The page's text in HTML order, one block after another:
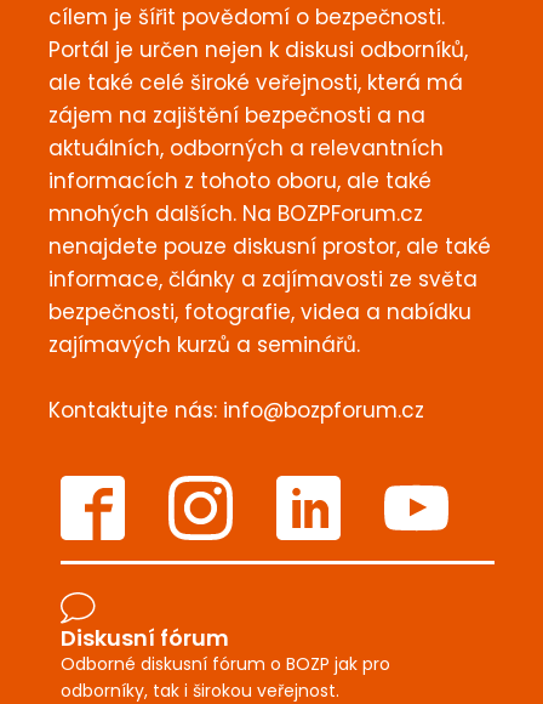
cílem je šířit povědomí o bezpečnosti.
Portál je určen nejen k diskusi odborníků,
ale také celé široké veřejnosti, která má
zájem na zajištění bezpečnosti a na
aktuálních, odborných a relevantních
informacích z tohoto oboru, ale také
mnohých dalších. Na BOZPForum.cz
nenajdete pouze diskusní prostor, ale také
informace, články a zajímavosti ze světa
bezpečnosti, fotografie, videa a nabídku
zajímavých kurzů a seminářů.
Kontaktujte nás: info@bozpforum.cz
Diskusní fórum
Odborné diskusní fórum o BOZP jak pro
odborníky, tak i širokou veřejnost.